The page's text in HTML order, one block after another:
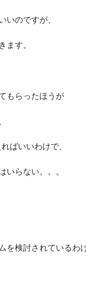
いのですが、
ます。
もらったほうが
ばいいわけで、
いらない。。。
を検討されているわ